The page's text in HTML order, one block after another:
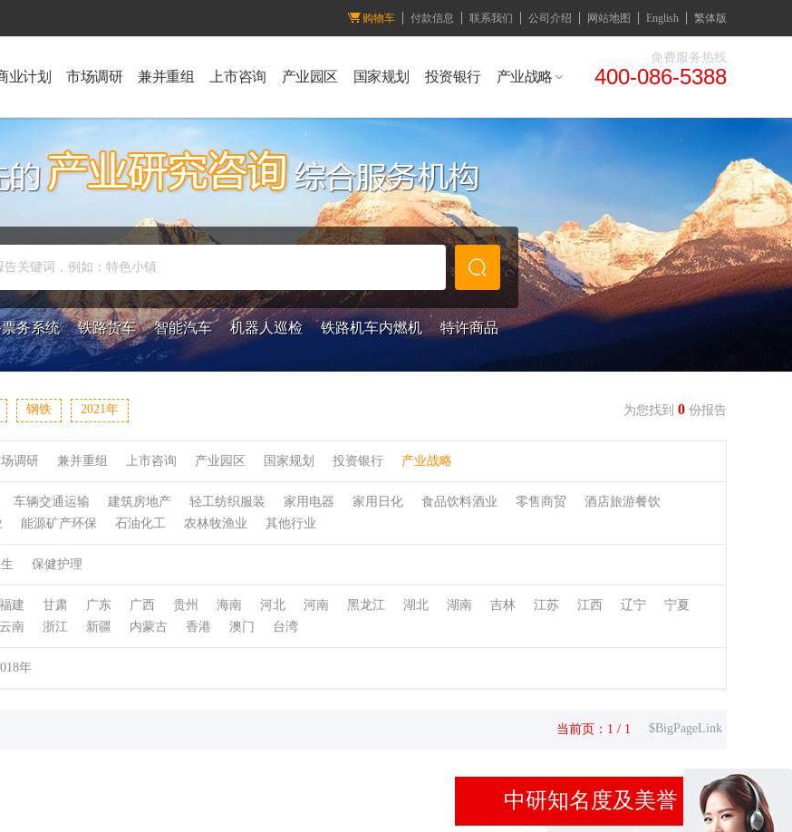
购物车 付款信息 联系我们 公司介绍 网站地图 English 繁体版
业计划 市场调研 兼并重组 上市咨询 产业园区 国家规划 投资银行 产业战略
免费服务热线
400-086-5388
告关键词，例如：特色小镇
务系统 铁路货车 智能汽车 机器人巡检 铁路机车内燃机 特许商品
钢铁 2021年 为您找到 0 份报告
调研 兼并重组 上市咨询 产业园区 国家规划 投资银行 产业战略
车辆交通运输 建筑房地产 轻工纺织服装 家用电器 家用日化 食品饮料酒业 零售商贸
酒店旅游餐饮
能源矿产环保 石油化工 农林牧渔业 其他行业
保健护理
福建 甘肃 广东 广西 贵州 海南 河北 河南 黑龙江 湖北 湖南 吉林 江苏 江西 辽宁
宁夏
云南 浙江 新疆 内蒙古 香港 澳门 台湾
年
当前页：1 / 1 $BigPageLink
中研知名度及美誉